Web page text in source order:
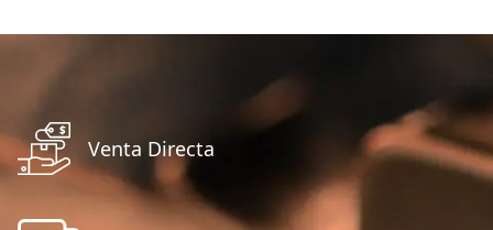
Venta Directa